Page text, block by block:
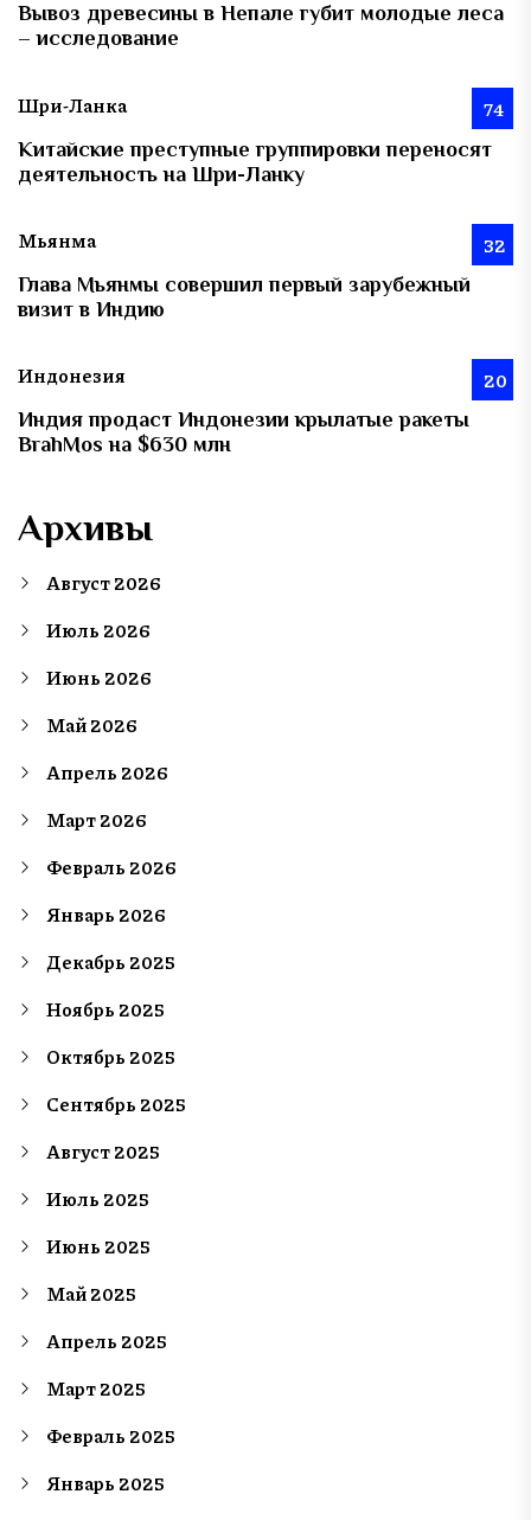
Вывоз древесины в Непале губит молодые леса
– исследование
Шри-Ланка 74
Китайские преступные группировки переносят
деятельность на Шри-Ланку
Мьянма 32
Глава Мьянмы совершил первый зарубежный
визит в Индию
Индонезия 20
Индия продаст Индонезии крылатые ракеты
BrahMos на $630 млн
Архивы
Август 2026
Июль 2026
Июнь 2026
Май 2026
Апрель 2026
Март 2026
Февраль 2026
Январь 2026
Декабрь 2025
Ноябрь 2025
Октябрь 2025
Сентябрь 2025
Август 2025
Июль 2025
Июнь 2025
Май 2025
Апрель 2025
Март 2025
Февраль 2025
Январь 2025